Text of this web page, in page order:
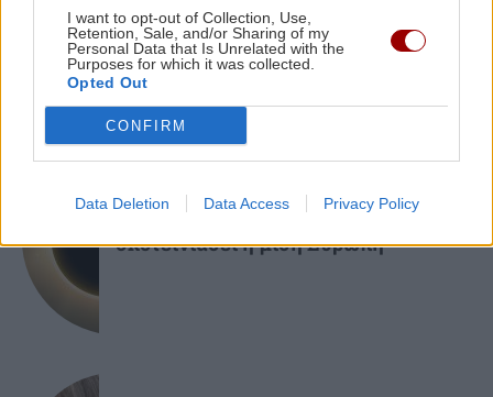
I want to opt-out of Collection, Use,
Retention, Sale, and/or Sharing of my
Personal Data that Is Unrelated with the
Purposes for which it was collected.
Opted Out
CONFIRM
Data Deletion Data Access Privacy Policy
ΚΡΗΤΗ
ΒΟΑΚ: Σεπτέμβριο η παράδοση των 10,2 χλμ
του Νεάπολη - Άγιος Νικόλαος
ΚΟΙΝΩΝΙΑ
Επικίνδυνα παιχνίδια ανηλίκων: Ανάβουν
φωτιά σε δασική περιοχή στο Πεντελικό για
«challenge» (βίντεο)
προετοιμασίες για τη νέα σχολική
χρονιά»
σκοτεινιάσει η μισή Ευρώπη